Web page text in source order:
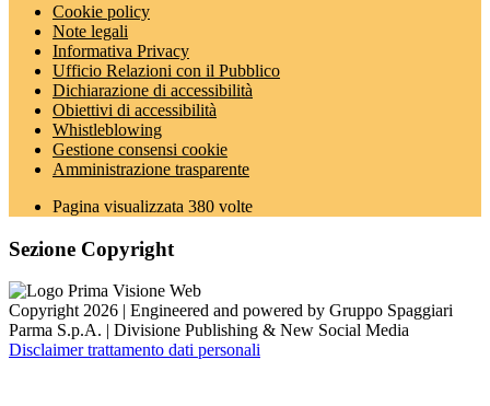
Cookie policy
Note legali
Informativa Privacy
Ufficio Relazioni con il Pubblico
Dichiarazione di accessibilità
Obiettivi di accessibilità
Whistleblowing
Gestione consensi cookie
Amministrazione trasparente
Pagina visualizzata 380 volte
Sezione Copyright
Copyright 2026 | Engineered and powered by Gruppo Spaggiari
Parma S.p.A. | Divisione Publishing & New Social Media
Disclaimer trattamento dati personali